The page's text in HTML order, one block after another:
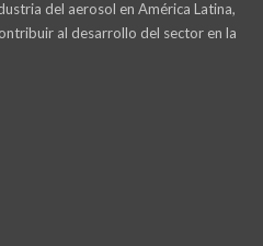
del aerosol en América Latina,
al desarrollo del sector en la